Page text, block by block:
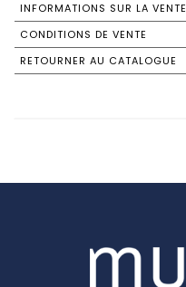
INFORMATIONS SUR LA VENTE
CONDITIONS DE VENTE
RETOURNER AU CATALOGUE